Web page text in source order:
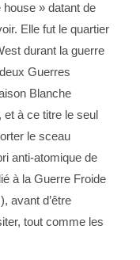
» datant de
Elle fut le quartier
durant la guerre
Guerres
Blanche
et à ce titre le seul
le sceau
anti-atomique de
à la Guerre Froide
avant d’être
tout comme les